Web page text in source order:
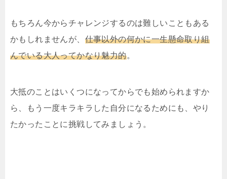
もちろん今からチャレンジするのは難しいこともある
かもしれませんが、 仕事以外の何かに一生懸命取り組
んでいる大人ってかなり魅力的。
大抵のことはいくつになってからでも始められますか
ら、もう一度キラキラした自分になるためにも、やり
たかったことに挑戦してみましょう。